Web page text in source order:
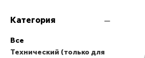
Категория
Все
Технический (только для